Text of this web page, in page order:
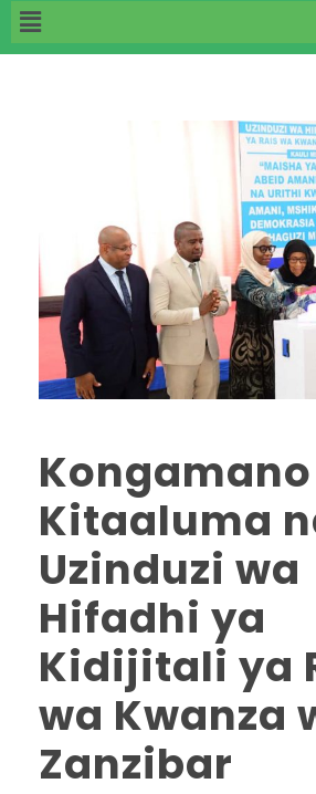
Kitaaluma
Uzinduzi wa
Hifadhi ya
Kidijitali ya
wa Kwanza
Zanzibar